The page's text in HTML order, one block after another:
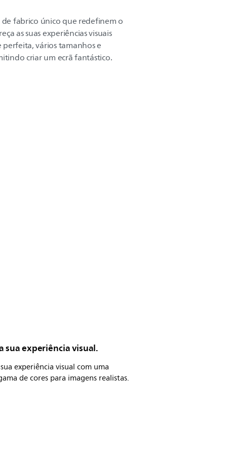
de fabrico único que redefinem o
as suas experiências visuais
vários tamanhos e
criar um ecrã fantástico.
sua experiência visual.
experiência visual com uma
de cores para imagens realistas.